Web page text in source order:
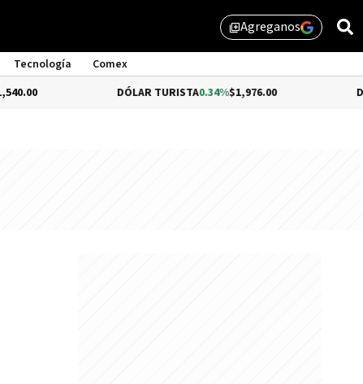
library_addAgreganos
Tecnología
Comex
DÓLAR TURISTA0.34%$1,976.00 -